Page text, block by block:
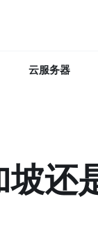
云服务器
还